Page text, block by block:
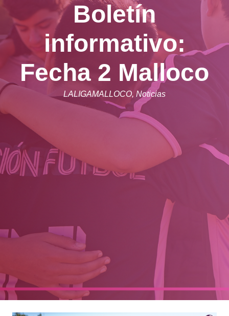
Boletín
informativo:
Fecha 2 Malloco
LALIGAMALLOCO, Noticias